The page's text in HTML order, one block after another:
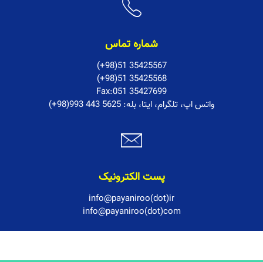
شماره تماس
(+98)51 35425567
(+98)51 35425568
Fax:051 35427699
(+98)993 443 5625 :واتس اپ، تلگرام، ایتا، بله
پست الکترونیک
info@payaniroo(dot)ir
info@payaniroo(dot)com